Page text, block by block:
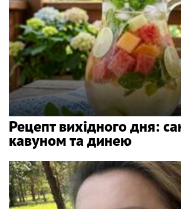
Рецепт вихідного дня:
кавуном та динею